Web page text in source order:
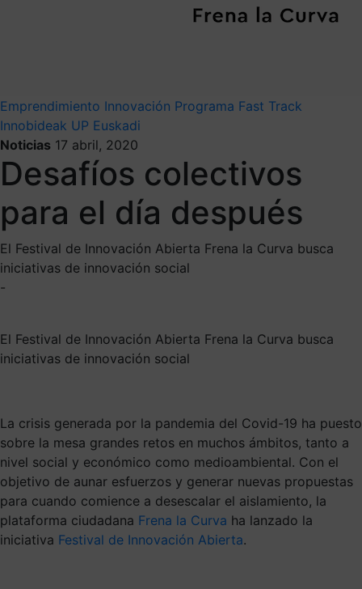
Emprendimiento Innovación Programa Fast Track
Innobideak UP Euskadi
Noticias 17 abril, 2020
Desafíos colectivos
para el día después
El Festival de Innovación Abierta Frena la Curva busca
iniciativas de innovación social
-
El Festival de Innovación Abierta Frena la Curva busca
iniciativas de innovación social
La crisis generada por la pandemia del Covid-19 ha puesto
sobre la mesa grandes retos en muchos ámbitos, tanto a
nivel social y económico como medioambiental. Con el
objetivo de aunar esfuerzos y generar nuevas propuestas
para cuando comience a desescalar el aislamiento, la
plataforma ciudadana Frena la Curva ha lanzado la
iniciativa Festival de Innovación Abierta.